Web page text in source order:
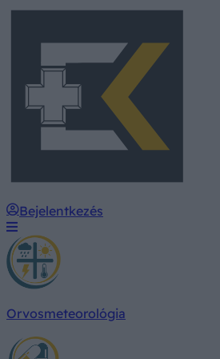
Bejelentkezés
Orvosmeteorológia